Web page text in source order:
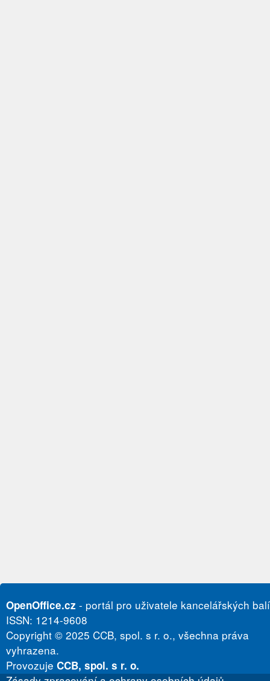
OpenOffice.cz - portál pro uživatele kancelářských
ISSN: 1214-9608
Copyright © 2025 CCB, spol. s r. o., všechna práva
vyhrazena.
Provozuje CCB, spol. s r. o.